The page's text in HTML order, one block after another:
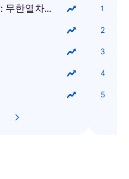
귀멸의 칼날: 무한열차편
오
경
철
아